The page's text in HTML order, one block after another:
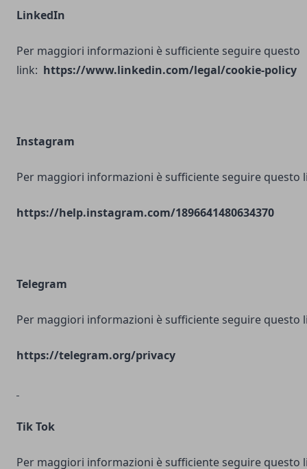
LinkedIn
Per maggiori informazioni è sufficiente seguire questo
link: https://www.linkedin.com/legal/cookie-policy
Instagram
Per maggiori informazioni è sufficiente seguire questo
https://help.instagram.com/1896641480634370
Telegram
Per maggiori informazioni è sufficiente seguire questo
https://telegram.org/privacy
Tik Tok
Per maggiori informazioni è sufficiente seguire questo